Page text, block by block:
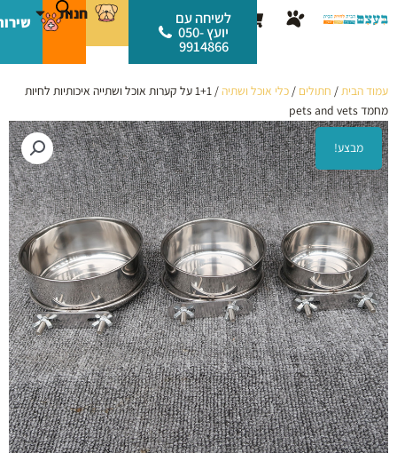
לתוכן
עגלת
קניות
לשיחה עם
יועץ 050-
9914866
חנות
עמוד הבית/ חתולים / כלי אוכל ושתיה
/ 1+1 על קערות אוכל ושתייה איכותיות לחיות
מחמד pets and vets
מבצע!